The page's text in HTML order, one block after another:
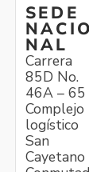
SEDE
NACIO
NAL
Carrera
85D No.
46A – 65
Complejo
logístico
San
Cayetano